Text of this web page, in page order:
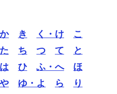
か き く・け
こ
た ち つ て
と
は ひ ふ・へ
ほ
や ゆ・よ ら
り